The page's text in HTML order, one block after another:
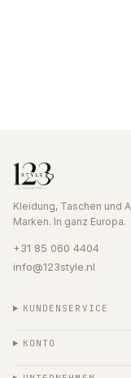
Kleidung, Taschen und
Marken. In ganz Europa.
+31 85 060 4404
info@123style.nl
KUNDENSERVICE
KONTO